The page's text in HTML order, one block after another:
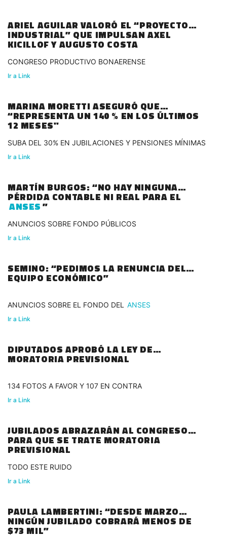
ARIEL AGUILAR VALORÓ EL “PROYECTO
INDUSTRIAL” QUE IMPULSAN AXEL
KICILLOF Y AUGUSTO COSTA
CONGRESO PRODUCTIVO BONAERENSE
Ir a Link
MARINA MORETTI ASEGURÓ QUE
“REPRESENTA UN 140 % EN LOS ÚLTIMOS
12 MESES"
SUBA DEL 30% EN JUBILACIONES Y PENSIONES MÍNIMAS
Ir a Link
MARTÍN BURGOS: “NO HAY NINGUNA
PÉRDIDA CONTABLE NI REAL PARA EL
ANSES”
ANUNCIOS SOBRE FONDO PÚBLICOS
Ir a Link
SEMINO: “PEDIMOS LA RENUNCIA DEL
EQUIPO ECONÓMICO”
ANUNCIOS SOBRE EL FONDO DEL ANSES
Ir a Link
DIPUTADOS APROBÓ LA LEY DE
MORATORIA PREVISIONAL
134 FOTOS A FAVOR Y 107 EN CONTRA
Ir a Link
JUBILADOS ABRAZARÁN AL CONGRESO
PARA QUE SE TRATE MORATORIA
PREVISIONAL
TODO ESTE RUIDO
Ir a Link
PAULA LAMBERTINI: “DESDE MARZO
NINGÚN JUBILADO COBRARÁ MENOS DE
$73 MIL”